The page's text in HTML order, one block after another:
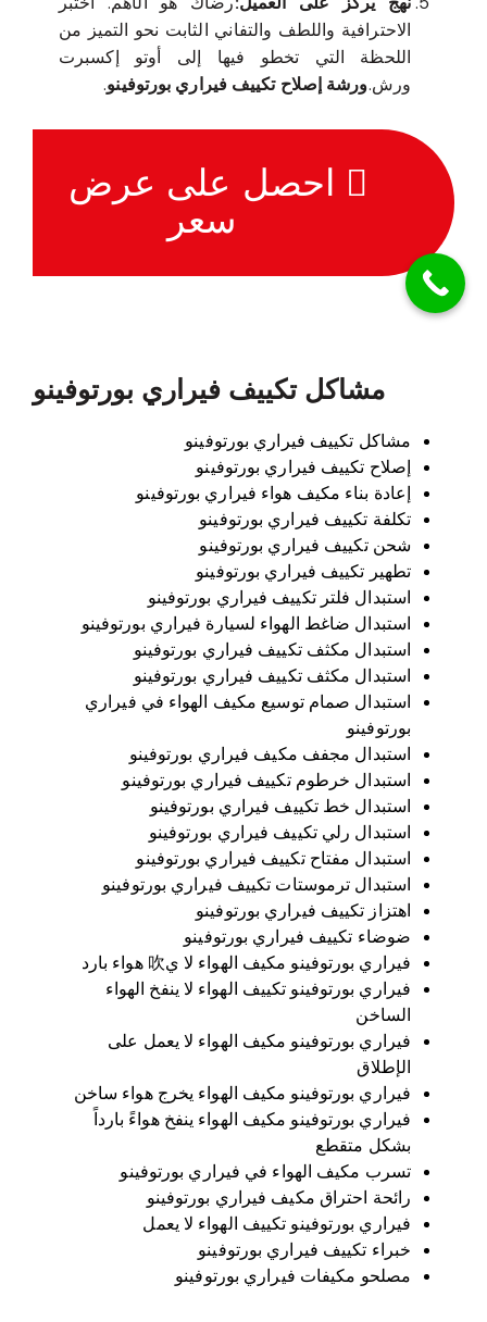
الاحترافية واللطف والتفاني الثابت نحو التميز من
اللحظة التي تخطو فيها إلى أوتو إكسبرت
ورش.ورشة إصلاح تكييف فيراري بورتوفينو.
احصل على عرض
سعر
مشاكل تكييف فيراري بورتوفينو
مشاكل تكييف فيراري بورتوفينو
إصلاح تكييف فيراري بورتوفينو
إعادة بناء مكيف هواء فيراري بورتوفينو
تكلفة تكييف فيراري بورتوفينو
شحن تكييف فيراري بورتوفينو
تطهير تكييف فيراري بورتوفينو
استبدال فلتر تكييف فيراري بورتوفينو
استبدال ضاغط الهواء لسيارة فيراري بورتوفينو
استبدال مكثف تكييف فيراري بورتوفينو
استبدال مكثف تكييف فيراري بورتوفينو
استبدال صمام توسيع مكيف الهواء في فيراري
بورتوفينو
استبدال مجفف مكيف فيراري بورتوفينو
استبدال خرطوم تكييف فيراري بورتوفينو
استبدال خط تكييف فيراري بورتوفينو
استبدال رلي تكييف فيراري بورتوفينو
استبدال مفتاح تكييف فيراري بورتوفينو
استبدال ترموستات تكييف فيراري بورتوفينو
اهتزاز تكييف فيراري بورتوفينو
ضوضاء تكييف فيراري بورتوفينو
فيراري بورتوفينو مكيف الهواء لا ي吹 هواء بارد
فيراري بورتوفينو تكييف الهواء لا ينفخ الهواء
الساخن
فيراري بورتوفينو مكيف الهواء لا يعمل على
الإطلاق
فيراري بورتوفينو مكيف الهواء يخرج هواء ساخن
فيراري بورتوفينو مكيف الهواء ينفخ هواءً بارداً
بشكل متقطع
تسرب مكيف الهواء في فيراري بورتوفينو
رائحة احتراق مكيف فيراري بورتوفينو
فيراري بورتوفينو تكييف الهواء لا يعمل
خبراء تكييف فيراري بورتوفينو
مصلحو مكيفات فيراري بورتوفينو